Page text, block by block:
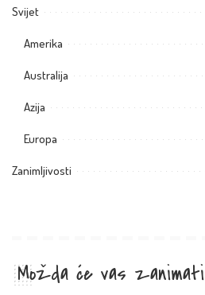
Svijet
Amerika
Australija
Azija
Europa
Zanimljivosti
Možda će vas zanimati